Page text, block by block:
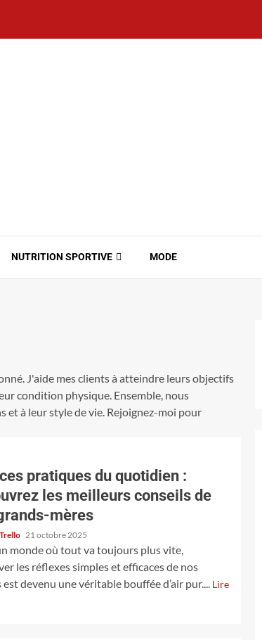
NUTRITION SPORTIVE MODE
J'aide mes clients à atteindre leurs objectifs
condition physique. Ensemble, nous
et à leur style de vie. Rejoignez-moi pour
pratiques du quotidien :
les meilleurs conseils de
mères
21 octobre 2025
monde où tout va toujours plus vite,
les réflexes simples et efficaces de nos
est devenu une véritable bouffée d’air pur.... Lire